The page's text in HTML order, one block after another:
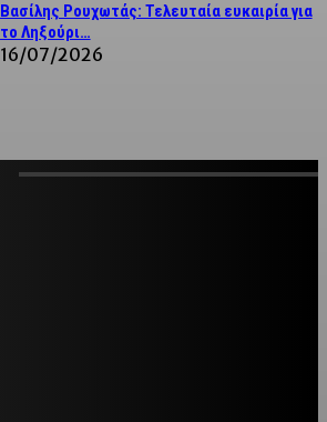
Βασίλης Ρουχωτάς: Τελευταία ευκαιρία για
το Ληξούρι…
16/07/2026